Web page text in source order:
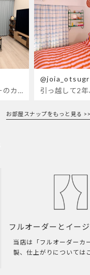
明るいブルーのカーテンで、部屋全体が明るく。白を基調とした部屋にぴったりです。
お部屋スナップをもっと見る >>
フルオーダーとイー
当店は「フルオーダーカ
製、仕上がりについては